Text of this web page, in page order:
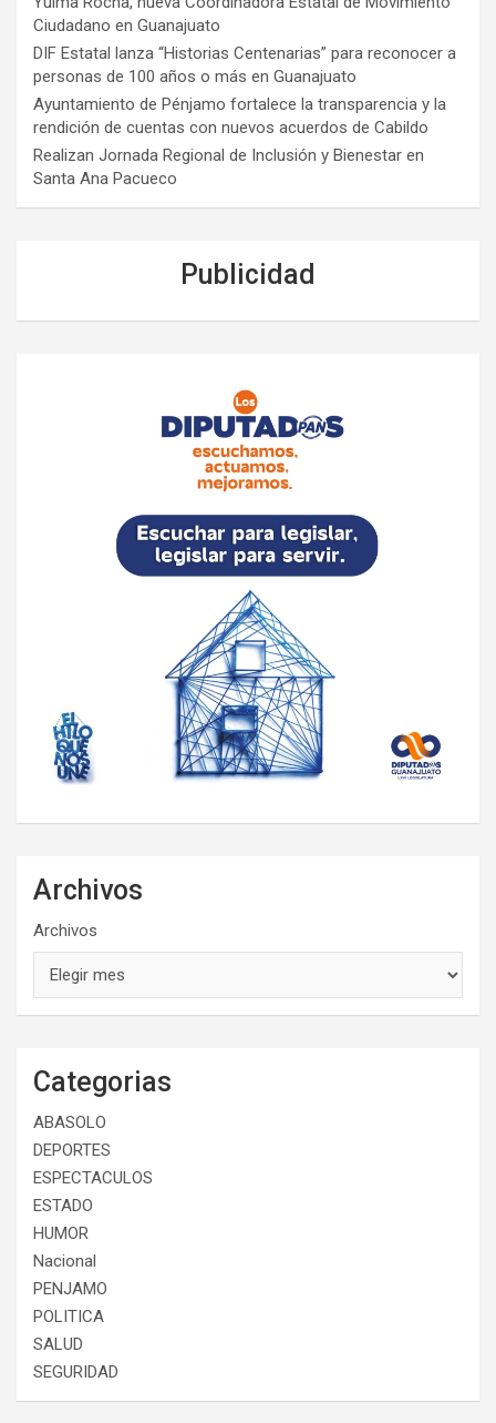
Ciudadano en Guanajuato
DIF Estatal lanza “Historias Centenarias” para reconocer a
personas de 100 años o más en Guanajuato
Ayuntamiento de Pénjamo fortalece la transparencia y la
rendición de cuentas con nuevos acuerdos de Cabildo
Realizan Jornada Regional de Inclusión y Bienestar en
Santa Ana Pacueco
Publicidad
Archivos
Archivos
Categorias
ABASOLO
DEPORTES
ESPECTACULOS
ESTADO
HUMOR
Nacional
PENJAMO
POLITICA
SALUD
SEGURIDAD